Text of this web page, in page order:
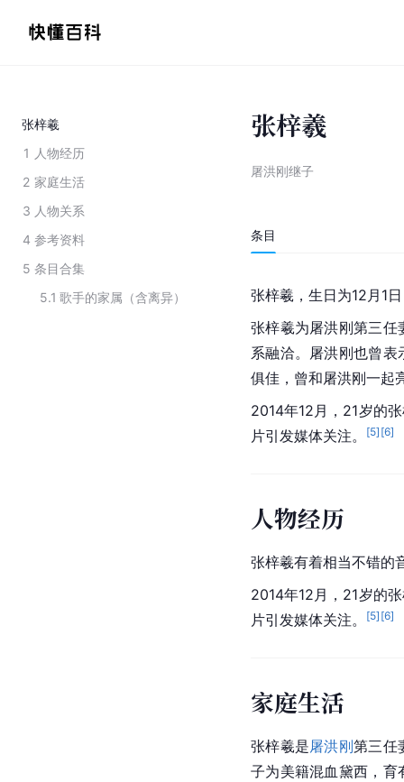
张梓羲
1 人物经历
2 家庭生活
3 人物关系
4 参考资料
5 条目合集
5.1 歌手的家属（含离异）
张梓羲
屠洪刚继子
条目
张梓羲，生日为12月1
张梓羲为屠洪刚第三任
系融洽。屠洪刚也曾
俱佳，曾和屠洪刚一起
2014年12月，21岁的
片引发媒体关注。
[5] [6]
人物经历
张梓羲有着相当不错的
2014年12月，21岁的
片引发媒体关注。
[5] [6]
家庭生活
张梓羲是屠洪刚第三任
子为美籍混血黛西，育